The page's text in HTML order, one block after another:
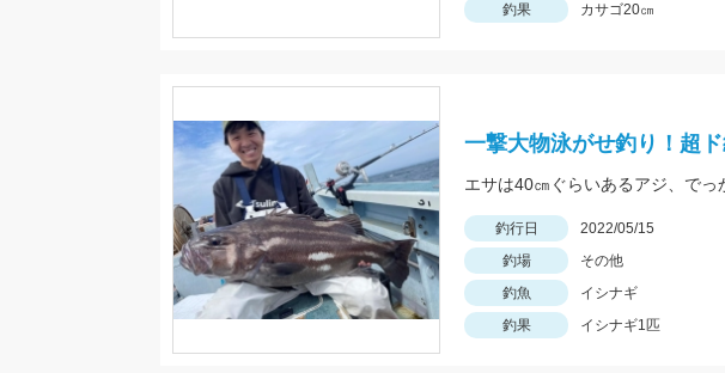
釣果
カサゴ20㎝
一撃大物泳がせ釣り！超
釣行日 2022/05/15
釣場
その他
釣魚
イシナギ
釣果
イシナギ1匹